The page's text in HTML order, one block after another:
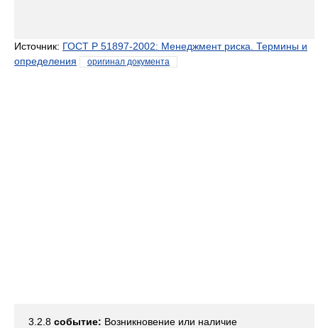
Источник: ГОСТ Р 51897-2002: Менеджмент риска. Термины и
определения
оригинал документа
3.2.8 событие: Возникновение или наличие